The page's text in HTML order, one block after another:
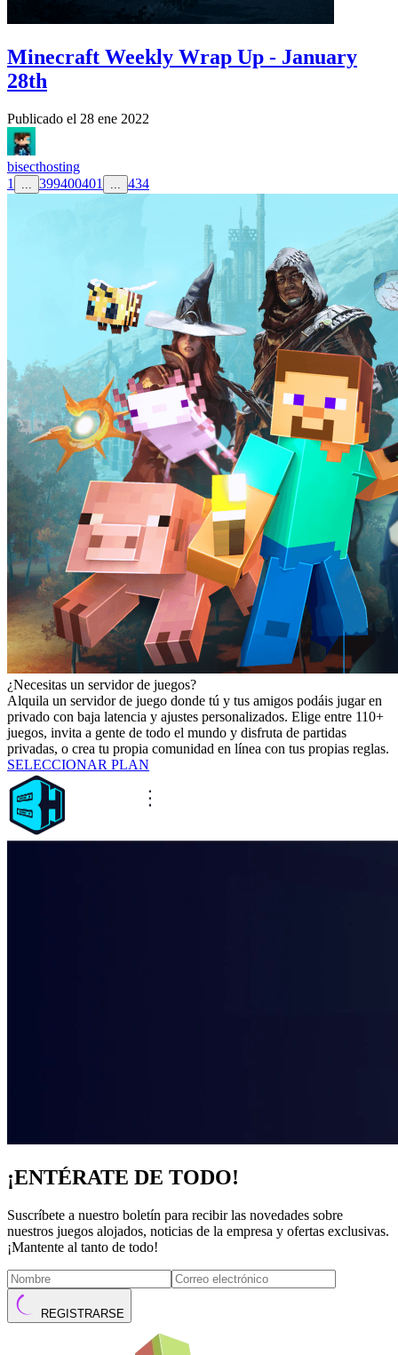
Minecraft Weekly Wrap Up - January
28th
Publicado el 28 ene 2022
bisecthosting
1
399400401 434
¿Necesitas un servidor de juegos?
Alquila un servidor de juego donde tú y tus amigos podáis jugar en
privado con baja latencia y ajustes personalizados. Elige entre 110+
juegos, invita a gente de todo el mundo y disfruta de partidas
privadas, o crea tu propia comunidad en línea con tus propias reglas.
SELECCIONAR PLAN
¡ENTÉRATE DE TODO!
Suscríbete a nuestro boletín para recibir las novedades sobre
nuestros juegos alojados, noticias de la empresa y ofertas exclusivas.
¡Mantente al tanto de todo!
REGISTRARSE